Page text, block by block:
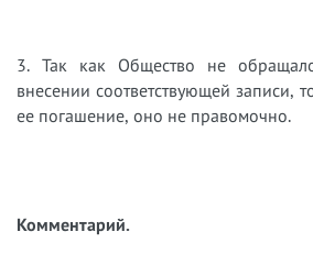
3. Так как Общество не
внесении соответствующей записи,
ее погашение, оно не правомочно.
Комментарий.